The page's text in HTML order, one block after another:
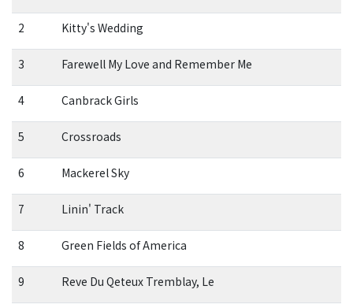
2 Kitty's Wedding
3 Farewell My Love and Remember Me
4 Canbrack Girls
5 Crossroads
6 Mackerel Sky
7 Linin' Track
8 Green Fields of America
9 Reve Du Qeteux Tremblay, Le